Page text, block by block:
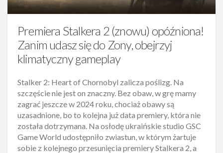
Premiera Stalkera 2 (znowu) opóźniona!
Zanim udasz się do Zony, obejrzyj
klimatyczny gameplay
Stalker 2: Heart of Chornobyl zalicza poślizg. Na
szczęście nie jest on znaczny. Bez obaw, w grę mamy
zagrać jeszcze w 2024 roku, chociaż obawy są
uzasadnione, bo to kolejna już data premiery, która nie
została dotrzymana. Na osłodę ukraińskie studio GSC
Game World udostępniło zwiastun, w którym żartuje
sobie z kolejnego przesunięcia premiery Stalkera 2, a